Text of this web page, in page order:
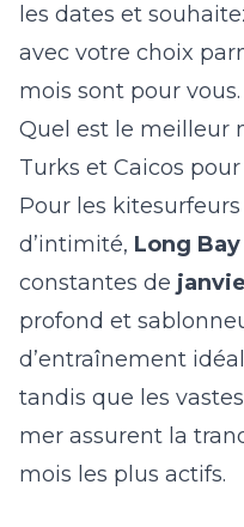
les dates et
avec votre choix
mois sont pour vous.
Quel est le meilleur
Turks et Caicos
Pour les
d’intimité, Long Bay
constantes de
profond et
d’entraînement
tandis que les
mer assurent la
mois les plus actifs.